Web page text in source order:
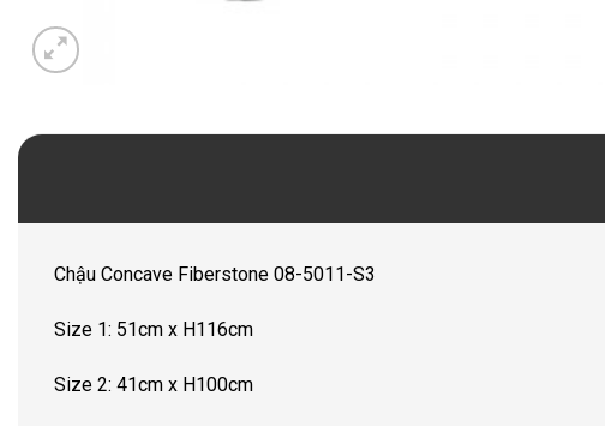
Chậu Concave Fiberstone 08-5011-S3
Size 1: 51cm x H116cm
Size 2: 41cm x H100cm